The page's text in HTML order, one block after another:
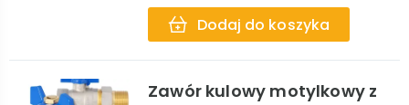
Dodaj do koszyka
Zawór kulowy motylkowy z